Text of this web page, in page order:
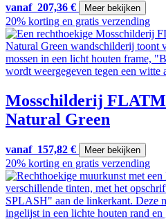
vanaf 207,36 € Meer bekijken
20% korting en gratis verzending
Mosschilderij
Natural Green
vanaf 157,82 € Meer bekijken
20% korting en gratis verzending